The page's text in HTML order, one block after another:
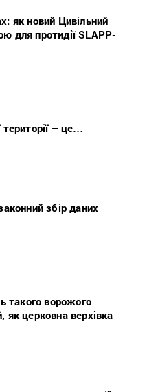
як новий Цивільний
для протидії SLAPP-
– це…
збір даних
такого ворожого
церковна верхівка